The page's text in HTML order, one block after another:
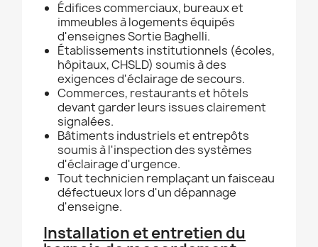
Édifices commerciaux, bureaux et
immeubles à logements équipés
d'enseignes Sortie Baghelli.
Établissements institutionnels (écoles,
hôpitaux, CHSLD) soumis à des
exigences d'éclairage de secours.
Commerces, restaurants et hôtels
devant garder leurs issues clairement
signalées.
Bâtiments industriels et entrepôts
soumis à l'inspection des systèmes
d'éclairage d'urgence.
Tout technicien remplaçant un faisceau
défectueux lors d'un dépannage
d'enseigne.
Installation et entretien du